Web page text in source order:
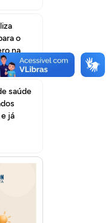
o
na
saúde
já